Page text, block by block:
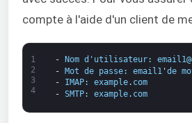
compte à l'aide d'un client de
1
2
3
4
- Nom d'utilisateur: email1@
- Mot de passe: email1 ' de
-
IMAP: example. com
- SMTP: example. com